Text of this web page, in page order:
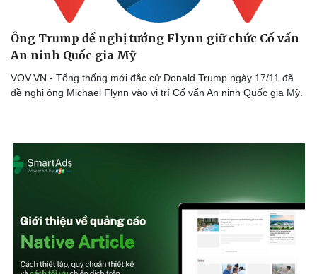
Ông Trump đề nghị tướng Flynn giữ chức Cố vấn
An ninh Quốc gia Mỹ
VOV.VN - Tổng thống mới đắc cử Donald Trump ngày 17/11 đã
đề nghị ông Michael Flynn vào vị trí Cố vấn An ninh Quốc gia Mỹ.